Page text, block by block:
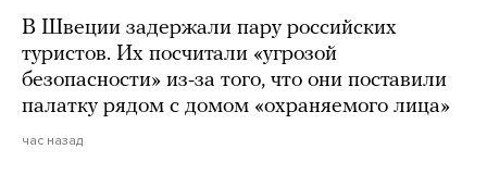
В Швеции задержали пару российских
туристов. Их посчитали «угрозой
безопасности» из-за того, что они поставили
палатку рядом с домом «охраняемого лица»
час назад